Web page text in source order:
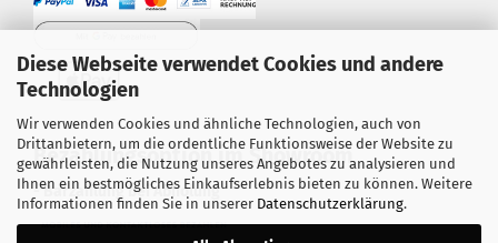
Diese Webseite verwendet Cookies und andere
Technologien
Wir verwenden Cookies und ähnliche Technologien, auch von
Drittanbietern, um die ordentliche Funktionsweise der Website zu
gewährleisten, die Nutzung unseres Angebotes zu analysieren und
Ihnen ein bestmögliches Einkaufserlebnis bieten zu können. Weitere
Informationen finden Sie in unserer Datenschutzerklärung.
Bezahlungsoption im Showroom
- Barzahlung bei Abholung